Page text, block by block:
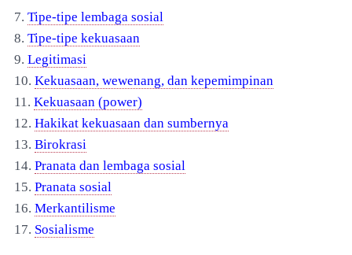
7. Tipe-tipe lembaga sosial
8. Tipe-tipe kekuasaan
9. Legitimasi
10. Kekuasaan, wewenang, dan kepemimpinan
11. Kekuasaan (power)
12. Hakikat kekuasaan dan sumbernya
13. Birokrasi
14. Pranata dan lembaga sosial
15. Pranata sosial
16. Merkantilisme
17. Sosialisme